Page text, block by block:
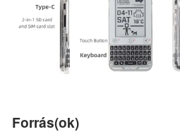
Forrás(ok)